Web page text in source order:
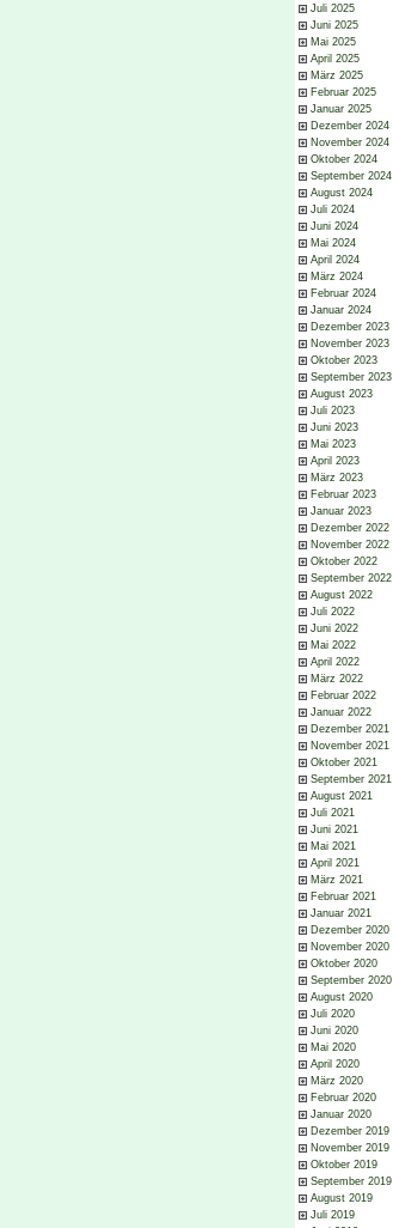
Juli 2025
Juni 2025
Mai 2025
April 2025
März 2025
Februar 2025
Januar 2025
Dezember 2024
November 2024
Oktober 2024
September 2024
August 2024
Juli 2024
Juni 2024
Mai 2024
April 2024
März 2024
Februar 2024
Januar 2024
Dezember 2023
November 2023
Oktober 2023
September 2023
August 2023
Juli 2023
Juni 2023
Mai 2023
April 2023
März 2023
Februar 2023
Januar 2023
Dezember 2022
November 2022
Oktober 2022
September 2022
August 2022
Juli 2022
Juni 2022
Mai 2022
April 2022
März 2022
Februar 2022
Januar 2022
Dezember 2021
November 2021
Oktober 2021
September 2021
August 2021
Juli 2021
Juni 2021
Mai 2021
April 2021
März 2021
Februar 2021
Januar 2021
Dezember 2020
November 2020
Oktober 2020
September 2020
August 2020
Juli 2020
Juni 2020
Mai 2020
April 2020
März 2020
Februar 2020
Januar 2020
Dezember 2019
November 2019
Oktober 2019
September 2019
August 2019
Juli 2019